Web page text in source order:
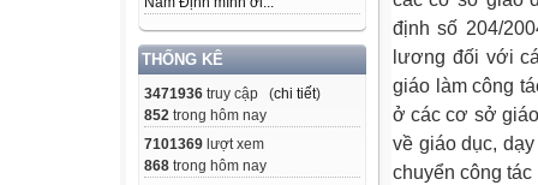
THỐNG KÊ
3471936 truy cập (chi tiết)
852 trong hôm nay
7101369 lượt xem
868 trong hôm nay
định số 204/
lương đối với
giáo làm công
ở các cơ sở
về giáo dục,
chuyển công